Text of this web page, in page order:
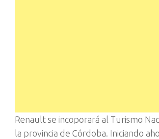
Renault se incoporará al Turismo
la provincia de Córdoba. Iniciando